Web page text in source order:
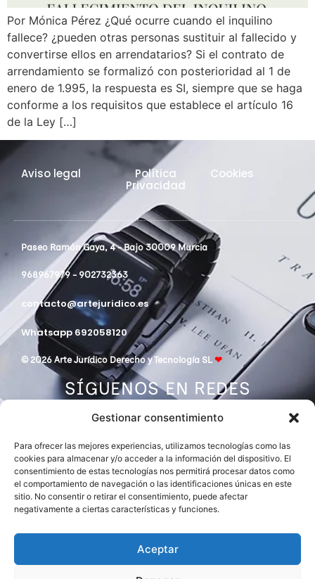
Gestionar consentimiento
Para ofrecer las mejores experiencias, utilizamos tecnologías como las
cookies para almacenar y/o acceder a la información del dispositivo. El
consentimiento de estas tecnologías nos permitirá procesar datos como
el comportamiento de navegación o las identificaciones únicas en este
sitio. No consentir o retirar el consentimiento, puede afectar
negativamente a ciertas características y funciones.
Aceptar
Por Mónica Pérez ¿Qué ocurre cuando el inquilino
fallece? ¿pueden otras personas sustituir al fallecido y
convertirse ellos en arrendatarios? Si el contrato de
arrendamiento se formalizó con posterioridad al 1 de
enero de 1.995, la respuesta es SI, siempre que se haga
conforme a los requisitos que establece el artículo 16
de la Ley […]
Aviso legal
Política
Privacidad
Cookies
Paseo Ramón Gaya, 4 - Bajo 30009 Murcia
968967979 - 902732363
contacto@artejuridico.es
Whatsapp 692058120
© 2026 Arte Jurídico Derecho y Tecnología SL ❤
SÍGUENOS EN REDES
DESPACHO MIEMBRO DE
INTERNATIONAL LAWYERS NETWORK